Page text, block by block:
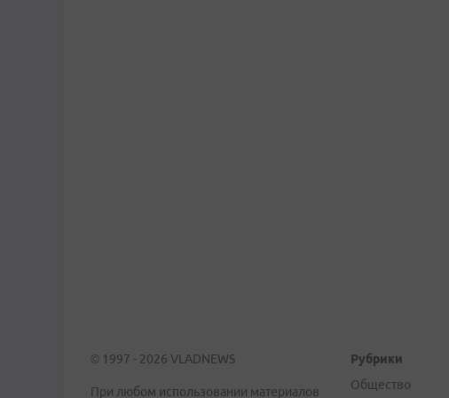
© 1997 - 2026 VLADNEWS
При любом использовании материалов
Рубрики
Общество